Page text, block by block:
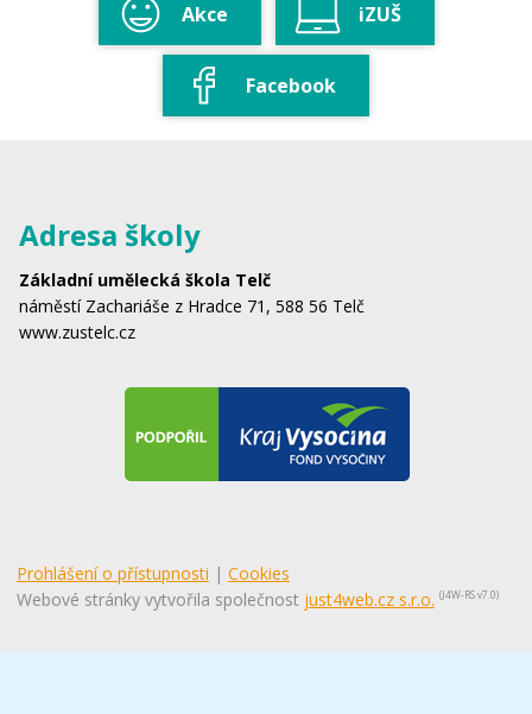
Akce iZUŠ
Facebook
Adresa školy
Základní umělecká škola Telč
náměstí Zachariáše z Hradce 71, 588 56 Telč
www.zustelc.cz
Prohlášení o přístupnosti | Cookies
Webové stránky vytvořila společnost just4web.cz s.r.o. (J4W-RS v7.0)